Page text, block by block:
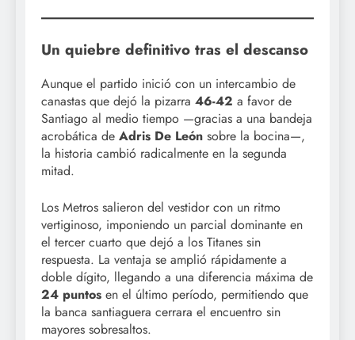
Un quiebre definitivo tras el descanso
Aunque el partido inició con un intercambio de
canastas que dejó la pizarra 46-42 a favor de
Santiago al medio tiempo —gracias a una bandeja
acrobática de Adris De León sobre la bocina—,
la historia cambió radicalmente en la segunda
mitad.
Los Metros salieron del vestidor con un ritmo
vertiginoso, imponiendo un parcial dominante en
el tercer cuarto que dejó a los Titanes sin
respuesta. La ventaja se amplió rápidamente a
doble dígito, llegando a una diferencia máxima de
24 puntos en el último período, permitiendo que
la banca santiaguera cerrara el encuentro sin
mayores sobresaltos.